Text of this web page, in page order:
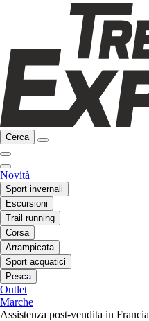
Cerca
Novità
Sport invernali
Escursioni
Trail running
Corsa
Arrampicata
Sport acquatici
Pesca
Outlet
Marche
Assistenza post-vendita in Francia